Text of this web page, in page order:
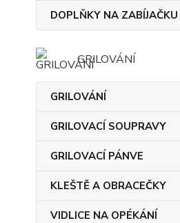
DOPLŇKY NA ZABÍJAČKU
GRILOVÁNÍ
GRILOVÁNÍ
GRILOVACÍ SOUPRAVY
GRILOVACÍ PÁNVE
KLEŠTĚ A OBRACEČKY
VIDLICE NA OPÉKÁNÍ